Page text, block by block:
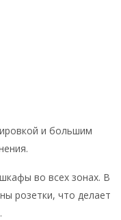
и большим
во всех зонах. В
розетки, что делает